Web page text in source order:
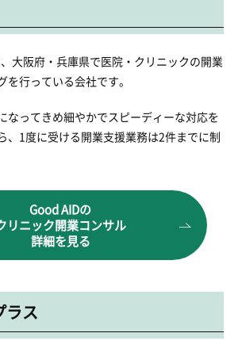
大阪府・兵庫県で医院・クリニックの開業
行っている会社です。
なってきめ細やかでスピーディーな対応を
、1度に受ける開業支援業務は2件までに制
Good AIDの
リニック開業コンサル
詳細を見る
ラス